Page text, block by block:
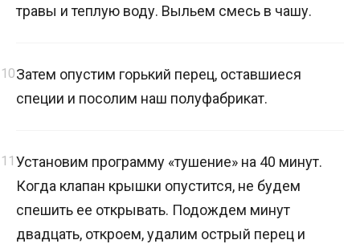
травы и теплую воду. Выльем смесь в чашу.
Затем опустим горький перец, оставшиеся
специи и посолим наш полуфабрикат.
Установим программу «тушение» на 40 минут.
Когда клапан крышки опустится, не будем
спешить ее открывать. Подождем минут
двадцать, откроем, удалим острый перец и